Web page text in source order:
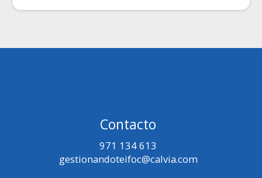
Contacto
971 134 613
gestionandoteifoc@calvia.com